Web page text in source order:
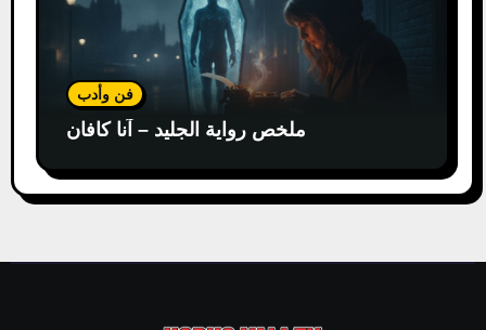
فن وأدب
ملخص رواية الجليد – آنا كافان